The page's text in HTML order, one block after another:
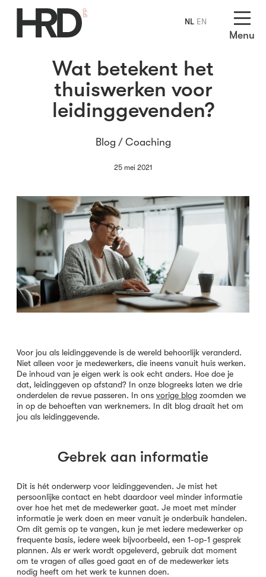
Menu
Wat betekent het
thuiswerken voor
leidinggevenden?
Blog / Coaching
25 mei 2021
Voor jou als leidinggevende is de wereld behoorlijk veranderd.
Niet alleen voor je medewerkers, die ineens vanuit huis werken.
De inhoud van je eigen werk is ook echt anders. Hoe doe je
dat, leidinggeven op afstand? In onze blogreeks laten we drie
onderdelen de revue passeren. In ons vorige blog zoomden we
in op de behoeften van werknemers. In dit blog draait het om
jou als leidinggevende.
Gebrek aan informatie
Dit is hét onderwerp voor leidinggevenden. Je mist het
persoonlijke contact en hebt daardoor veel minder informatie
over hoe het met de medewerker gaat. Je moet met minder
informatie je werk doen en meer vanuit je onderbuik handelen.
Om dit gemis op te vangen, kun je met iedere medewerker op
frequente basis, iedere week bijvoorbeeld, een 1-op-1 gesprek
plannen. Als er werk wordt opgeleverd, gebruik dat moment
om te vragen of alles goed gaat en of de medewerker iets
nodig heeft om het werk te kunnen doen.
NL EN